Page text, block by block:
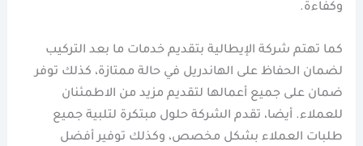
وكفاءة.
كما تهتم شركة الإيطالية بتقديم خدمات ما بعد التركيب
لضمان الحفاظ على الهاندريل في حالة ممتازة، كذلك توفر
ضمان على جميع أعمالها لتقديم مزيد من الاطمئنان
للعملاء. أيضا، تقدم الشركة حلول مبتكرة لتلبية جميع
طلبات العملاء بشكل مخصص، وكذلك توفير أفضل